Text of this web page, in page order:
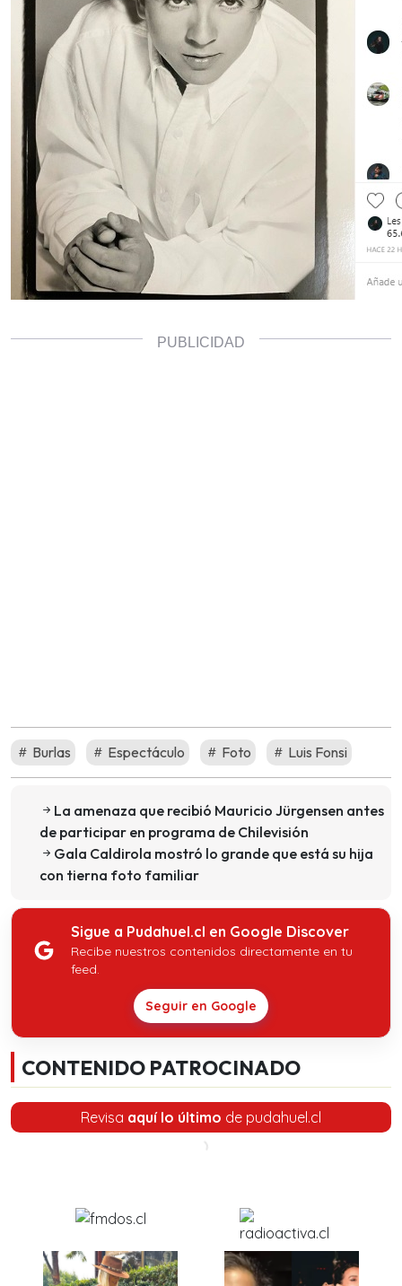
Burlas Espectáculo Foto Luis Fonsi
La amenaza que recibió Mauricio Jürgensen antes
de participar en programa de Chilevisión
Gala Caldirola mostró lo grande que está su hija
con tierna foto familiar
Sigue a Pudahuel.cl en Google Discover
Recibe nuestros contenidos directamente en tu
feed.
Seguir en Google
CONTENIDO PATROCINADO
Revisa aquí lo último de pudahuel.cl